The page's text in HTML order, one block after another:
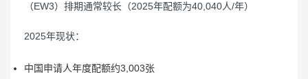
（EW3）排期通常较长（2025年配额为40,040人/年）
2025年现状：
中国申请人年度配额约3,003张